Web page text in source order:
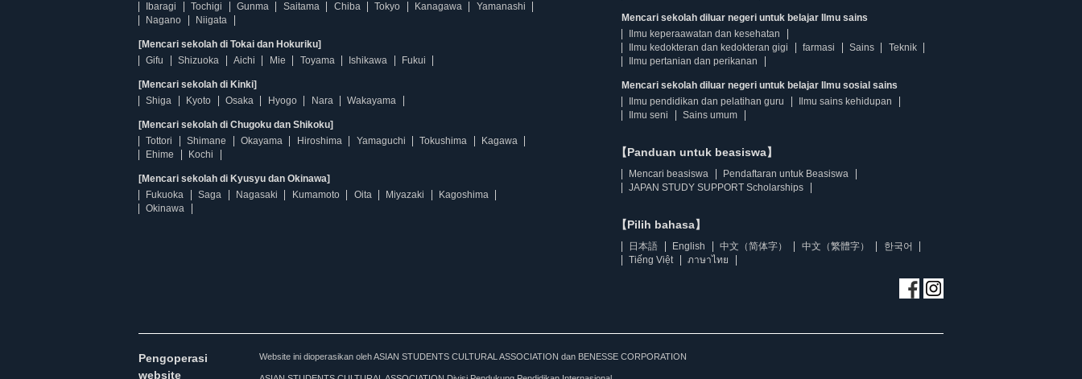
Ibaragi
Tochigi Gunma Saitama Chiba Tokyo Kanagawa
Yamanashi
Nagano
Niigata
[Mencari sekolah di Tokai dan Hokuriku]
Gifu
Shizuoka Aichi Mie Toyama Ishikawa Fukui
[Mencari sekolah di Kinki]
Shiga
Kyoto Osaka Hyogo Nara Wakayama
[Mencari sekolah di Chugoku dan Shikoku]
Tottori
Shimane Okayama Hiroshima Yamaguchi Tokushima
Kagawa
Ehime
Kochi
[Mencari sekolah di Kyusyu dan Okinawa]
Fukuoka
Saga Nagasaki Kumamoto Oita Miyazaki
Kagoshima
Okinawa
Mencari sekolah diluar negeri untuk belajar Ilmu sains
Ilmu keperaawatan dan kesehatan
Ilmu kedokteran dan kedokteran gigi
farmasi Sains
Teknik
Ilmu pertanian dan perikanan
Mencari sekolah diluar negeri untuk belajar Ilmu sosial sains
Ilmu pendidikan dan pelatihan guru
Ilmu sains kehidupan
Ilmu seni
Sains umum
【Panduan untuk beasiswa】
Mencari beasiswa
Pendaftaran untuk Beasiswa
JAPAN STUDY SUPPORT Scholarships
【Pilih bahasa】
日本語 English 中文（简体字） 中文（繁體字）
한국어
Tiếng Việt
ภาษาไทย
Pengoperasi
website
Website ini dioperasikan oleh ASIAN STUDENTS CULTURAL ASSOCIATION dan BENESSE CORPORATION